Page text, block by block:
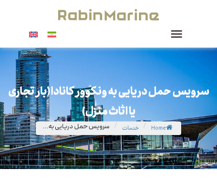
سرویس حمل دریایی به ونکوور کانادا (بار تجاری
یا اثاث منزل)
Home
/ خدمات / سرویس حمل دریایی به...